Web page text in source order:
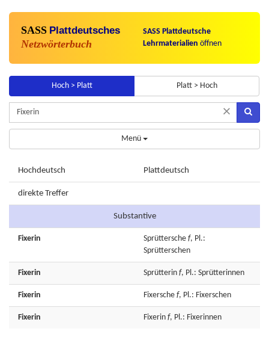
SASS Plattdeutsches
Netzwörterbuch
SASS Plattdeutsche
Lehrmaterialien öffnen
Hoch > Platt Platt > Hoch
×
Menü
Hochdeutsch Plattdeutsch
direkte Treffer
Substantive
Fixerin Sprüttersche f, Pl.:
Sprütterschen
Fixerin Sprütterin f, Pl.: Sprütterinnen
Fixerin Fixersche f, Pl.: Fixerschen
Fixerin Fixerin f, Pl.: Fixerinnen